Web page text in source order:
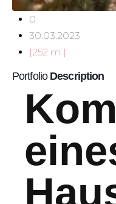
0
30.03.2023
[252 m ]
Portfolio Description